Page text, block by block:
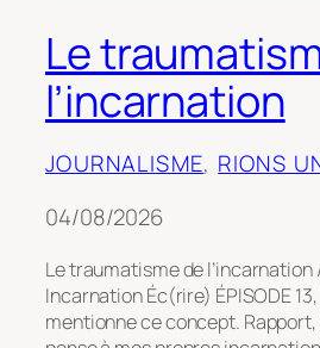
Le
l’incarnation
JOURNALISME, RIONS
04/08/2026
Le traumatisme de l’incarnation
Incarnation Éc(rire) ÉPISODE
mentionne ce concept.